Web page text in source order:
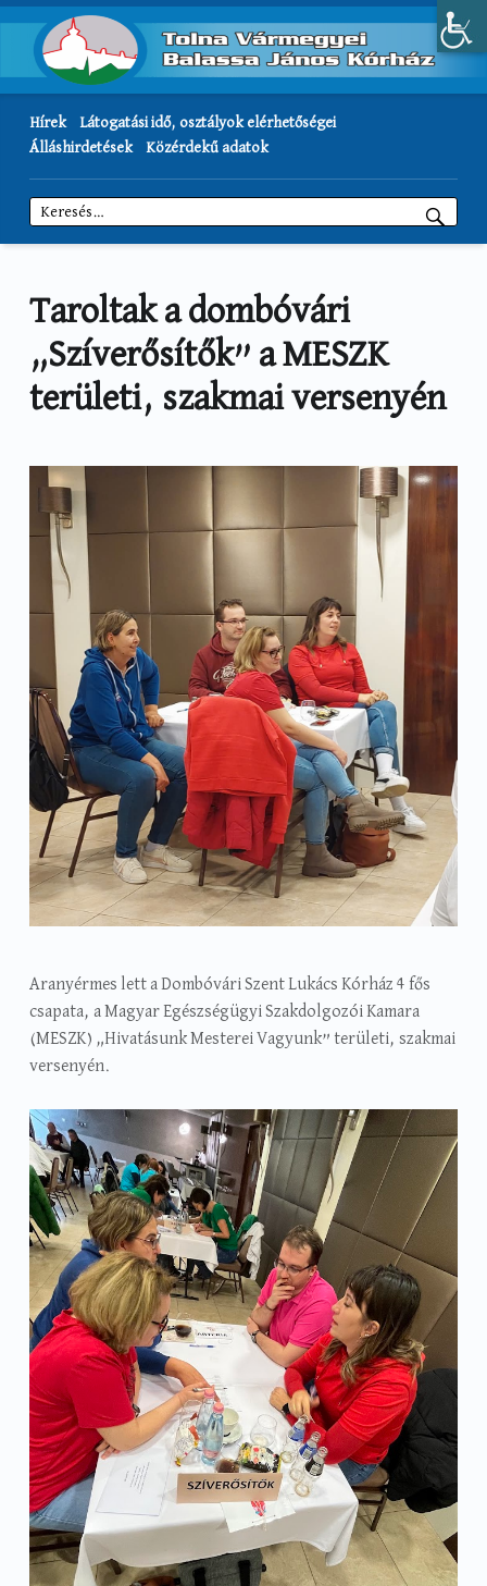
Hírek
Látogatási idő, osztályok elérhetőségei
Álláshirdetések
Közérdekű adatok
Keresés:
Taroltak a dombóvári
„Szíverősítők” a MESZK
területi, szakmai versenyén
Aranyérmes lett a Dombóvári Szent Lukács Kórház 4 fős
csapata, a Magyar Egészségügyi Szakdolgozói Kamara
(MESZK) „Hivatásunk Mesterei Vagyunk” területi, szakmai
versenyén.